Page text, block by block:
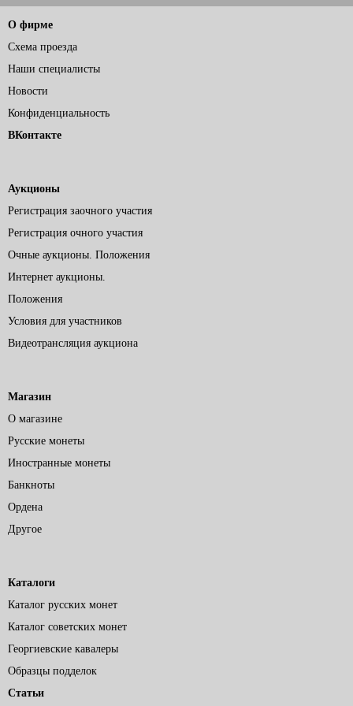
О фирме
Схема проезда
Наши специалисты
Новости
Конфиденциальность
ВКонтакте
Аукционы
Регистрация заочного участия
Регистрация очного участия
Очные аукционы. Положения
Интернет аукционы.
Положения
Условия для участников
Видеотрансляция аукциона
Магазин
О магазине
Русские монеты
Иностранные монеты
Банкноты
Ордена
Другое
Каталоги
Каталог русских монет
Каталог советских монет
Георгиевские кавалеры
Образцы подделок
Статьи